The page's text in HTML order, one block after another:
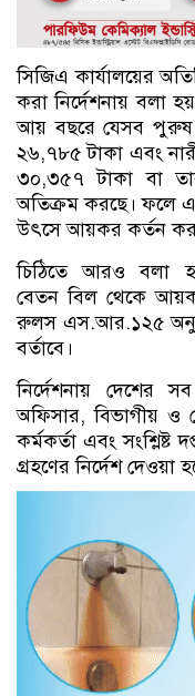
সিজিএ কার্যালয়ের
করা নির্দেশনায়
আয় বছরে যেসব পুরুষ
২৬,৭৮৫ টাকা এবং
৩০,৩৫৭ টাকা বা
অতিক্রম করছে। ফলে
উৎসে আয়কর কর্তন
চিঠিতে আরও বলা
বেতন বিল থেকে
রুলস এস.আর.১২৫
বর্তাবে।
নির্দেশনায় দেশের
অফিসার, বিভাগীয় ও
কর্মকর্তা এবং সংশ্লিষ্ট
গ্রহণের নির্দেশ দেওয়া